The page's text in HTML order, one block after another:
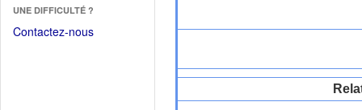
fenêtre)
une
nouvelle
UNE DIFFICULTÉ ?
Contactez-nous